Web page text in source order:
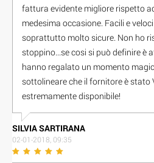
fattura evidente migliore rispetto
medesima occasione. Facili e
soprattutto molto sicure. Non ho
stoppino...se cosi si può definire è
hanno regalato un momento
sottolineare che il fornitore è stato
estremamente disponibile!
SILVIA SARTIRANA
02-01-2018, 09:35